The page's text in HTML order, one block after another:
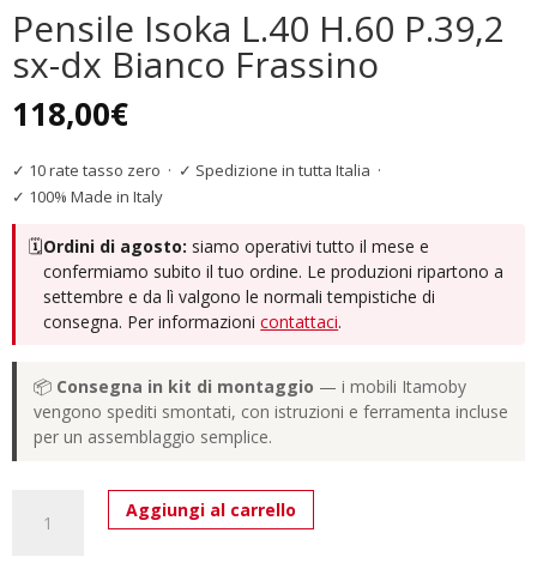
Pensile Isoka L.40 H.60 P.39,2
sx-dx Bianco Frassino
118,00€
✓ 10 rate tasso zero · ✓ Spedizione in tutta Italia ·
✓ 100% Made in Italy
🗓️Ordini di agosto: siamo operativi tutto il mese e
confermiamo subito il tuo ordine. Le produzioni ripartono a
settembre e da lì valgono le normali tempistiche di
consegna. Per informazionicontattaci.
📦 Consegna in kit di montaggio — i mobili Itamoby
vengono spediti smontati, con istruzioni e ferramenta incluse
per un assemblaggio semplice.
Isoka
Aggiungi al carrello